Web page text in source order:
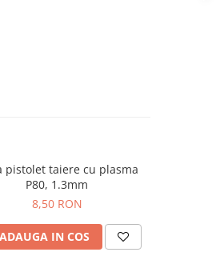
pistolet taiere cu plasma
P80, 1.3mm
8,50 RON
ADAUGA IN COS